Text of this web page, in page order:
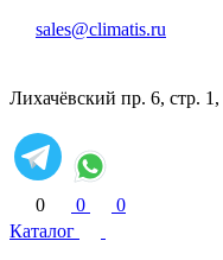
sales@climatis.ru
Лихачёвский пр. 6, стр.
0 0
0
Каталог